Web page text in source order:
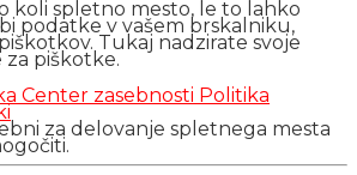
koli spletno mesto, le to lahko
podatke v vašem brskalniku,
Tukaj nadzirate svoje
za piškotke.
Center zasebnosti Politika
za delovanje spletnega mesta